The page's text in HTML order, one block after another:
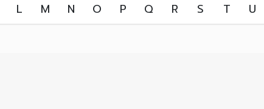
L M N O P Q R S T U